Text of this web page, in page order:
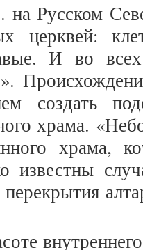
Русском
церквей:
И во
создать
храма.
храма,
известны